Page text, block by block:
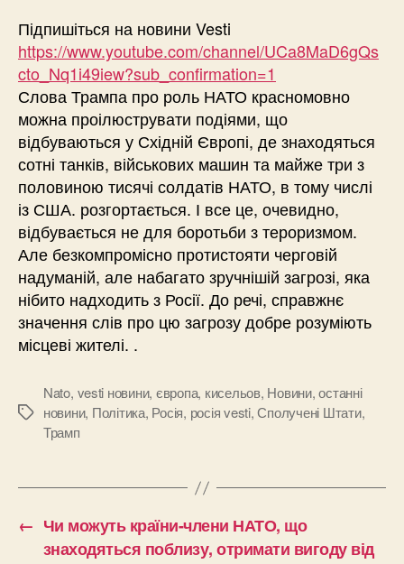
Підпишіться на новини Vesti
https://www.youtube.com/channel/UCa8MaD6gQs
cto_Nq1i49iew?sub_confirmation=1
Слова Трампа про роль НАТО красномовно
можна проілюструвати подіями, що
відбуваються у Східній Європі, де знаходяться
сотні танків, військових машин та майже три з
половиною тисячі солдатів НАТО, в тому числі
із США. розгортається. І все це, очевидно,
відбувається не для боротьби з тероризмом.
Але безкомпромісно протистояти черговій
надуманій, але набагато зручнішій загрозі, яка
нібито надходить з Росії. До речі, справжнє
значення слів про цю загрозу добре розуміють
місцеві жителі. .
Позначки
Nato, vesti новини, європа, кисельов, Новини,останні
новини, Політика, Росія, росія vesti,Сполучені Штати,
Трамп
← Чи можуть країни-члени НАТО, що
знаходяться поблизу, отримати вигоду від